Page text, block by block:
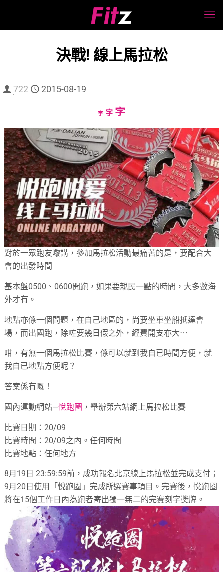
決戰! 線上馬拉松
722 2015-08-19
字Decrease
size.
字Reset
size.
字Increase
size.
對於一眾跑友嚟講，參加馬拉松活動最痛苦的是，要配合大
會的出發時間
基本盤0500、0600開跑，如果要親民一點的時間，大多數海
外才有。
地點亦係一個問題，在自己地區的，尚要坐車坐船抵達會
場，而出國跑，除咗要幾日假之外，經費開支亦大⋯
咁，有無一個馬拉松比賽，係可以就到我自已時間方便，就
我自已地點方便呢？
答案係有嘅！
國內運動網站—悅跑圈 ，舉辦第六站網上馬拉松比賽
比賽日期：20/09
比賽時間：20/09之內。任何時間
比賽地點：任何地方
8月19日 23:59:59前，成功報名北京線上馬拉松並完成支付；
9月20日使用「悅跑圈」完成所選賽事項目。完賽後，悅跑圈
將在15個工作日內為跑者寄出獨一無二的完賽刻字奬牌。